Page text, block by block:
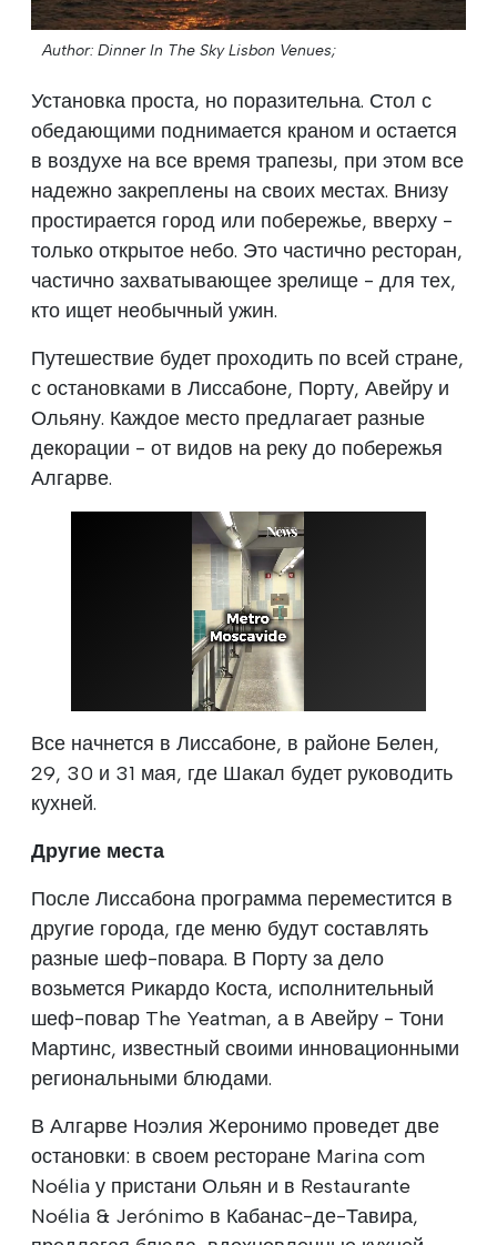
Author: Dinner In The Sky Lisbon Venues;
Установка проста, но поразительна. Стол с
обедающими поднимается краном и остается
в воздухе на все время трапезы, при этом все
надежно закреплены на своих местах. Внизу
простирается город или побережье, вверху -
только открытое небо. Это частично ресторан,
частично захватывающее зрелище - для тех,
кто ищет необычный ужин.
Путешествие будет проходить по всей стране,
с остановками в Лиссабоне, Порту, Авейру и
Ольяну. Каждое место предлагает разные
декорации - от видов на реку до побережья
Алгарве.
Все начнется в Лиссабоне, в районе Белен,
29, 30 и 31 мая, где Шакал будет руководить
кухней.
Другие места
После Лиссабона программа переместится в
другие города, где меню будут составлять
разные шеф-повара. В Порту за дело
возьмется Рикардо Коста, исполнительный
шеф-повар The Yeatman, а в Авейру - Тони
Мартинс, известный своими инновационными
региональными блюдами.
В Алгарве Ноэлия Жеронимо проведет две
остановки: в своем ресторане Marina com
Noélia у пристани Ольян и в Restaurante
Noélia & Jerónimo в Кабанас-де-Тавира,